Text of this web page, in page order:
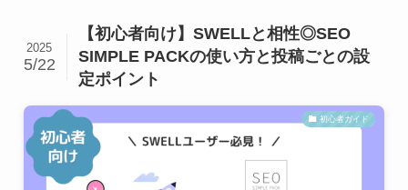
【初心者向け】SWELLと相性◎SEO
SIMPLE PACKの使い方と投稿ごとの設
定ポイント
2025
5/22
初心者ガイド